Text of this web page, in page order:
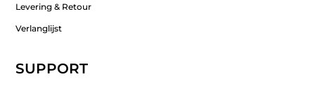
Levering & Retour
Verlanglijst
SUPPORT